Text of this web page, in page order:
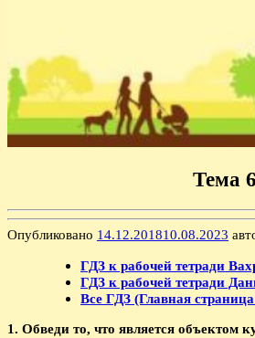
Тема
Опубликовано 14.12.201810.08.2023
ГДЗ к рабочей тетради
ГДЗ к рабочей тетради
Все ГДЗ (Главная
1. Обведи то, что является объектом